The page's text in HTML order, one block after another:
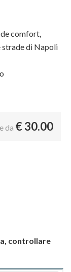
comfort,
strade di Napoli
da €30.00
controllare